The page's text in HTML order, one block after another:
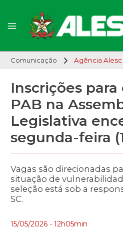
Comunicação Agência Alesc
Inscrições
PAB na
Legislativa
segunda-feira
Vagas são direcionadas
situação de
seleção está sob a
SC.
15/05/2026 - 12h05min